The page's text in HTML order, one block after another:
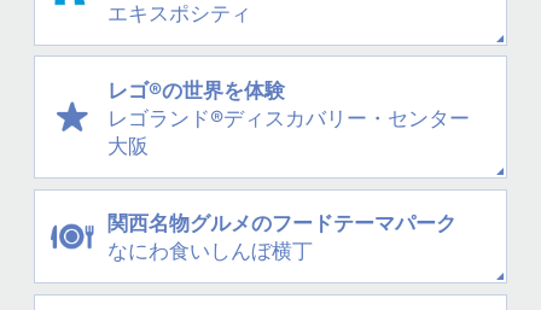
エキスポシティ
レゴ®の世界を体験
レゴランド®ディスカバリー・ センター
大阪
関西名物グルメのフードテーマパーク
なにわ食いしんぼ横丁